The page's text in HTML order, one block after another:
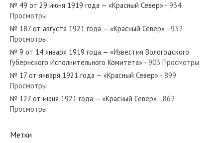
№ 84 от апреля 1939 года — «Красный Север»
№ 66 от марта 1985 года — «Красный Север»
№ 49 от 29 июня 1919 года — «Красный Север» - 934
Просмотры
№ 187 от августа 1921 года — «Красный Север» - 932
Просмотры
№ 9 от 14 января 1919 года — «Известия Вологодского
Губернского Исполнительного Комитета» - 903 Просмотры
№ 17 от января 1921 года — «Красный Север» - 899
Просмотры
№ 127 от июня 1921 года — «Красный Север» - 862
Просмотры
Метки